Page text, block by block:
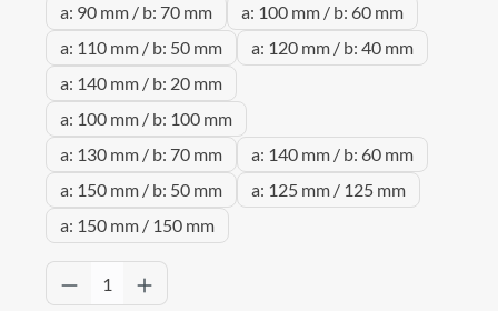
a: 90 mm / b: 70 mm
a: 100 mm / b: 60 mm
a: 110 mm / b: 50 mm
a: 120 mm / b: 40 mm
a: 140 mm / b: 20 mm
a: 100 mm / b: 100 mm
a: 130 mm / b: 70 mm
a: 140 mm / b: 60 mm
a: 150 mm / b: 50 mm
a: 125 mm / 125 mm
a: 150 mm / 150 mm
Produkt Anzahl: Gib den gewünschten